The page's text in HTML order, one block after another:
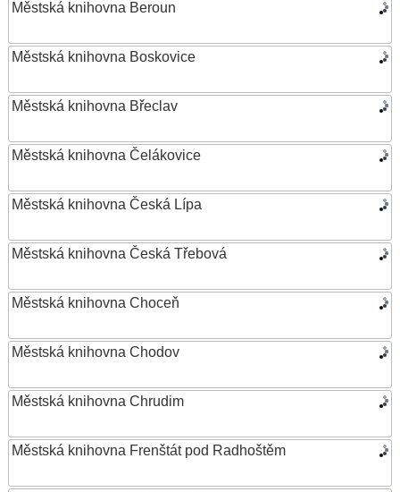
Městská knihovna Beroun
Městská knihovna Boskovice
Městská knihovna Břeclav
Městská knihovna Čelákovice
Městská knihovna Česká Lípa
Městská knihovna Česká Třebová
Městská knihovna Choceň
Městská knihovna Chodov
Městská knihovna Chrudim
Městská knihovna Frenštát pod Radhoštěm